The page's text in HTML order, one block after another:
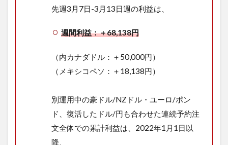
先週3月7日-3月13日週の利益は、
週間利益：＋68,138円
（内カナダドル：＋50,000円）
（メキシコペソ：＋18,138円）
別運用中の豪ドル/NZドル・ユーロ/ポン
ド、復活したドル/円も合わせた連続予約注
文全体での累計利益は、2022年1月1日以
降、